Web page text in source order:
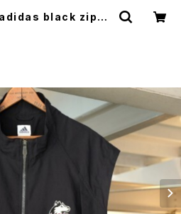
black zip-u